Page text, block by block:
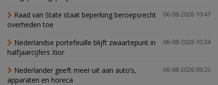
06-08-2026 10:47
Raad van State staat beperking beroepsrecht
overheden toe
06-08-2026 10:24
Nederlandse portefeuille blijft zwaartepunt in
halfjaarcijfers Xior
06-08-2026 09:25
Nederlander geeft meer uit aan auto’s,
apparaten en horeca